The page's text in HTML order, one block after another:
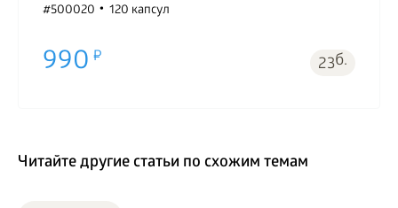
#500020 120 капсул
990 23б.
Читайте другие статьи по схожим темам